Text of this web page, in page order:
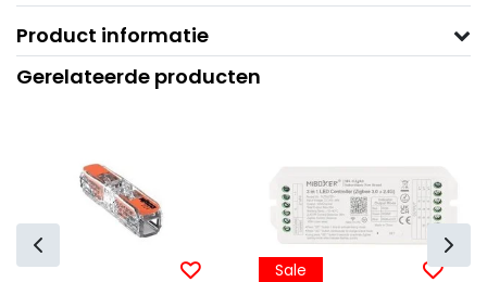
Product informatie
Gerelateerde producten
Sale